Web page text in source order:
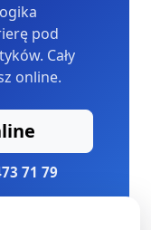
pod
Cały
online.
71 79